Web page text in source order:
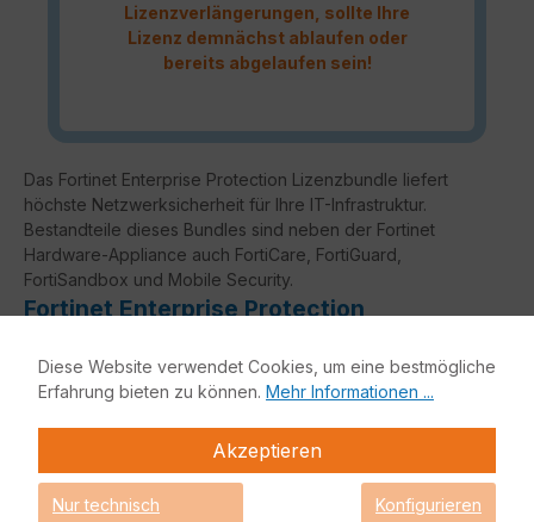
Lizenzverlängerungen, sollte Ihre
Lizenz demnächst ablaufen oder
bereits abgelaufen sein!
Das Fortinet Enterprise Protection Lizenzbundle liefert
höchste Netzwerksicherheit für Ihre IT-Infrastruktur.
Bestandteile dieses Bundles sind neben der Fortinet
Hardware-Appliance auch FortiCare, FortiGuard,
FortiSandbox und Mobile Security.
Fortinet Enterprise Protection
Enterprise Protection
Unified Threat Protection (UTP)
Advanced Threat
Grundfunktio
nalität
Diese Website verwendet Cookies, um eine bestmögliche
Erfahrung bieten zu können. Mehr Informationen ...
Akzeptieren
Nur technisch
Konfigurieren